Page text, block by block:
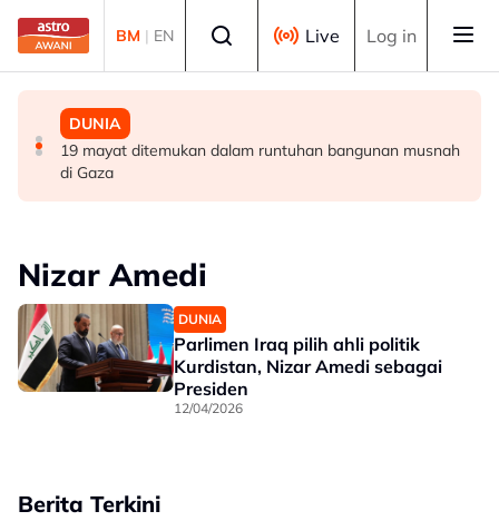
Skip to main content
BM | EN Live Log in
MALAYSIA
Lima kawasan kekal catat IPU tidak sihat di Sarawak
DUNIA
Keadaan Joe Biden makin lemah, kanser prostat
merebak ke tulang
DUNIA
19 mayat ditemukan dalam runtuhan bangunan musnah
di Gaza
Nizar Amedi
DUNIA
Parlimen Iraq pilih ahli politik
Kurdistan, Nizar Amedi sebagai
Presiden
12/04/2026
Berita Terkini